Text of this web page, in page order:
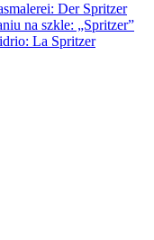
Der Spritzer
na szkle: „Spritzer”
La Spritzer